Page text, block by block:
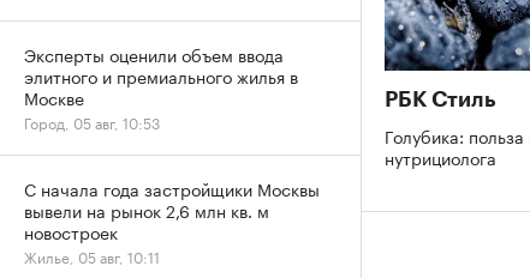
РБК Стиль
Голубика:
нутрициолога
Эксперты оценили объем ввода
элитного и премиального жилья в
Москве
Город, 05 авг, 10:53
С начала года застройщики Москвы
вывели на рынок 2,6 млн кв. м
новостроек
Жилье, 05 авг, 10:11